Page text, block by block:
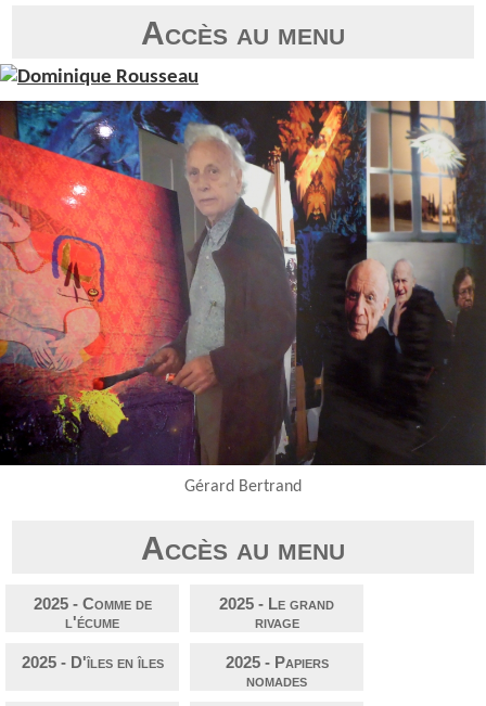
Accès au menu
Gérard Bertrand
Accès au menu
2025 - Comme de
l'écume
2025 - Le grand
rivage
2025 - D'îles en îles
2025 - Papiers
nomades